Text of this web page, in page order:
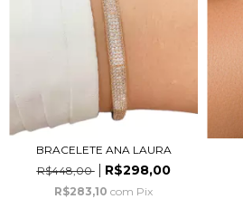
BRACELETE ANA LAURA
R$448,00
R$298,00
R$283,10 com Pix